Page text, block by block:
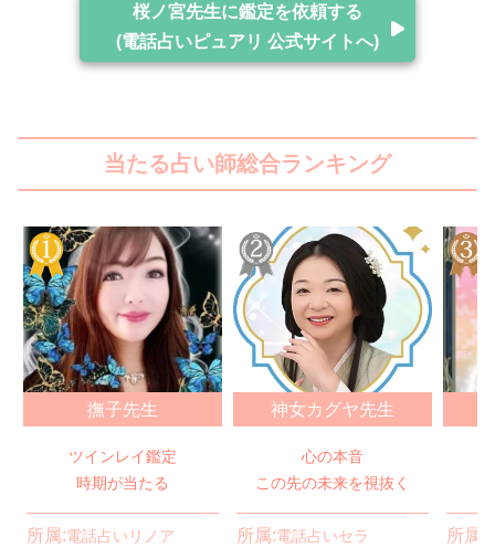
桜ノ宮先生に鑑定を依頼する
(電話占いピュアリ 公式サイトへ)
当たる占い師総合ランキング
撫子先生
ツインレイ鑑定
時期が当たる
所属:電話占いリノア
神女カグヤ先生
心の本音
この先の未来を視抜く
所属:電話占いセラ 所属: